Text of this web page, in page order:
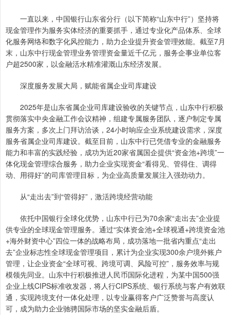
一直以来，中国银行山东省分行（以下简称“山东中行”）坚持将
现金管理作为服务实体经济的重要抓手，通过专业化产品体系、全球
化服务网络和数字化风控能力，助力企业提升资金管理效能。截至7月
末，山东中行现金管理业务管理资金量近千亿元，服务企事业单位客
户超2500家，以金融活水精准灌溉山东经济发展。
深度服务发展大局，赋能省属企业司库建设
2025年是山东省属企业司库建设验收的关键节点，山东中行积极
贯彻落实中央金融工作会议精神，组建专属服务团队，逐户制定专属
服务方案，多次上门拜访洽谈，24小时响应企业系统建设需求，深度
服务省属企业司库建设。截至目前，山东中行已凭借专业的金融服务
能力和丰富的实践经验，成功为近20家省属国企提供“资金池+跨境”一
体化现金管理综合服务，助力企业实现资金“看得见、管得住、调得
动、用得好”的司库管理目标，为企业高质量发展注入强劲动力。
从“走出去”到“管得好”，激活跨境经营动能
依托中国银行全球化优势，山东中行已为70余家“走出去”企业提
供专业的全球现金管理服务。通过“实体资金池+全球视通+跨境资金池
+海外财资中心”四位一体的战略布局，成功落地一批省内重点“走出
去”企业标志性全球现金管理项目，累计为企业实现300余户境外账户
管理，让企业资金“全球可视、跨境可调、风险可控”，服务效率与规
模领先同业。山东中行积极推进人民币国际化进程，为某中国500强
企业上线CIPS标准收发器，将人行CIPS系统、银行系统与客户有效联
通，实现跨境支付一体化处理，以专业赢得客户广泛赞誉与高度认
可，成为助力企业驰骋国际市场的坚实金融后盾。